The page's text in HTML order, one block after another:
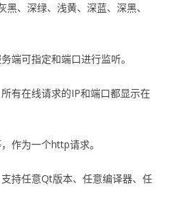
、深绿、浅黄、深蓝、深黑、
端可指定和端口进行监听。
有在线请求的IP和端口都显示在
作为一个http请求。
持任意Qt版本、任意编译器、任